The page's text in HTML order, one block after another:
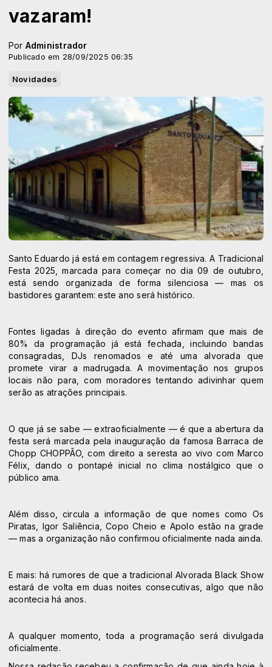
vazaram!
Por Administrador
Publicado em 28/09/2025 06:35
Novidades
Santo Eduardo já está em contagem regressiva. A Tradicional
Festa 2025, marcada para começar no dia 09 de outubro,
está sendo organizada de forma silenciosa — mas os
bastidores garantem: este ano será histórico.
Fontes ligadas à direção do evento afirmam que mais de
80% da programação já está fechada, incluindo bandas
consagradas, DJs renomados e até uma alvorada que
promete virar a madrugada. A movimentação nos grupos
locais não para, com moradores tentando adivinhar quem
serão as atrações principais.
O que já se sabe — extraoficialmente — é que a abertura da
festa será marcada pela inauguração da famosa Barraca de
Chopp CHOPPÃO, com direito a seresta ao vivo com Marco
Félix, dando o pontapé inicial no clima nostálgico que o
público ama.
Além disso, circula a informação de que nomes como Os
Piratas, Igor Saliência, Copo Cheio e Apolo estão na grade
— mas a organização não confirmou oficialmente nada ainda.
E mais: há rumores de que a tradicional Alvorada Black Show
estará de volta em duas noites consecutivas, algo que não
acontecia há anos.
A qualquer momento, toda a programação será divulgada
oficialmente.